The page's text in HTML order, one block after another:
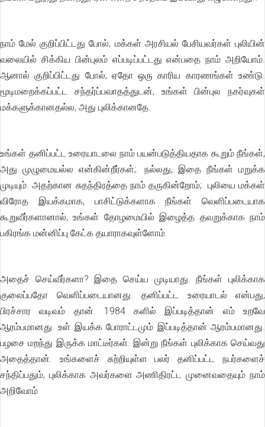
நாம் மேல் குறிப்பிட்டது போல், மக்கள் அரசியல் பேசியவர்கள் புலியின்
வலையில் சிக்கிய பின்புலம் எப்படிப்பட்டது என்பதை நாம் அறியோம்.
ஆனால் குறிப்பிட்டது போல், ஏதோ ஒரு காரிய காரணங்கள் உண்டு.
மூடிமறைக்கப்பட்ட சந்தர்ப்பவாதத்துடன், உங்கள் பின்புல நகர்வுகள்
மக்களுக்கானதல்ல, அது புலிக்கானதே.
உங்கள் தனிப்பட்ட உரையாடலை நாம் பயன்படுத்தியதாக கூறும் நீங்கள்,
அது முழுமையல்ல என்கின்றீர்கள்;. நல்லது, இதை நீங்கள் மறுக்க
முடியும். அதற்கான சுதந்திரத்தை நாம் தருகின்றோம்;. புலியை மக்கள்
விரோத இயக்கமாக, பாசிட்டுக்களாக நீங்கள் வெளிப்படையாக
கூறுவீர்களானால், உங்கள் தோழமையில் இழைத்த தவறுக்காக நாம்
பகிரங்க மன்னிப்பு கேட்க தயாராகவுள்ளோம்.
அதைச் செய்வீர்களா? இதை செய்ய முடியாது. நீங்கள் புலிக்காக
குலைப்பதோ வெளிப்படையானது. தனிப்பட்ட உரையாடல் என்பது,
பிரச்சார வடிவம் தான். 1984 களில் இப்படித்தான் எம் உறவே
ஆரம்பமானது. உள் இயக்க போராட்டமும் இப்படித்தான் ஆரம்பமானது.
பழசை மறந்து இருக்க மாட்டீர்கள். இன்று நீங்கள் புலிக்காக செய்வது
அதைத்தான். உங்களைச் சுற்றியுள்ள பலர் தனிப்பட்ட நபர்களைச்
சந்திப்பதும், புலிக்காக அவர்களை அணிதிரட்ட முனைவதையும் நாம்
அறிவோம்.